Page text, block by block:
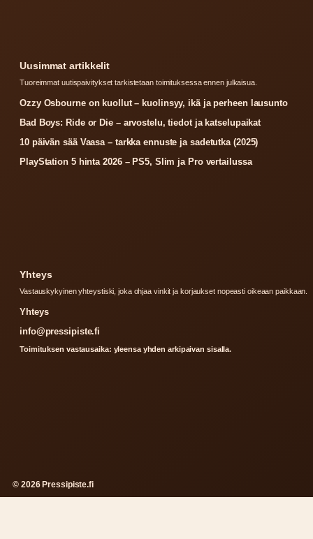
Uusimmat artikkelit
Tuoreimmat uutispaivitykset tarkistetaan toimituksessa ennen julkaisua.
Ozzy Osbourne on kuollut – kuolinsyy, ikä ja perheen lausunto
Bad Boys: Ride or Die – arvostelu, tiedot ja katselupaikat
10 päivän sää Vaasa – tarkka ennuste ja sadetutka (2025)
PlayStation 5 hinta 2026 – PS5, Slim ja Pro vertailussa
Yhteys
Vastauskykyinen yhteystiski, joka ohjaa vinkit ja korjaukset nopeasti oikeaan paikkaan.
Yhteys
info@pressipiste.fi
Toimituksen vastausaika: yleensa yhden arkipaivan sisalla.
© 2026 Pressipiste.fi